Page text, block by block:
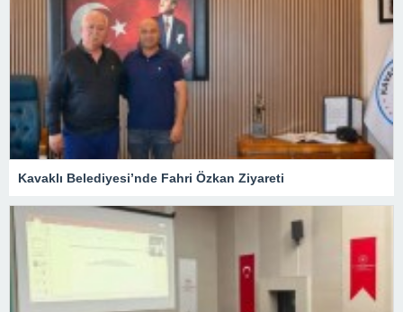
Kavaklı Belediyesi’nde Fahri Özkan Ziyareti